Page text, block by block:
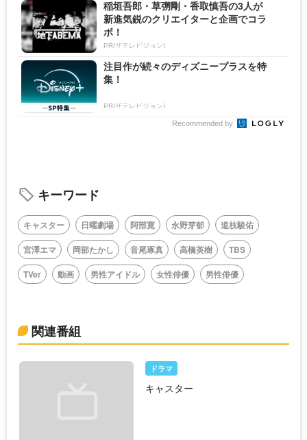
稲垣吾郎・草彅剛・香取慎吾の3人が
新進気鋭のクリエイターと企画でコラ
ボ！
PR(ザテレビジョン)
注目作が続々のディズニープラスを特
集！
PR(ザテレビジョン)
Recommended by
キーワード
キャスター 日曜劇場 阿部寛 永野芽郁
道枝駿佑
宮澤エマ
岡部たかし 音尾琢真 高橋英樹
TBS
TVer
動画 男性アイドル 女性俳優 男性俳優
関連番組
ドラマ
キャスター